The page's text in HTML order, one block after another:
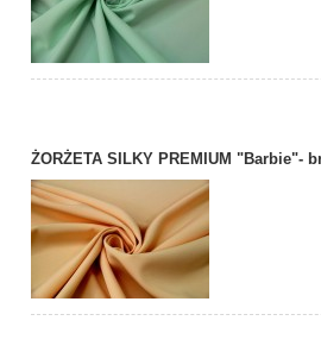
ŻORŻETA SILKY PREMIUM "Barbie"-